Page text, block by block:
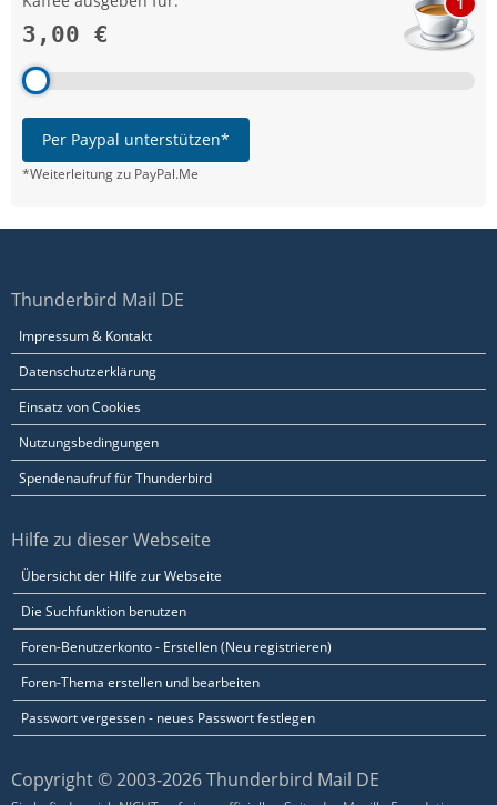
3,00 €
Per Paypal unterstützen*
*Weiterleitung zu PayPal.Me
Thunderbird Mail DE
Impressum & Kontakt
Datenschutzerklärung
Einsatz von Cookies
Nutzungsbedingungen
Spendenaufruf für Thunderbird
Hilfe zu dieser Webseite
Übersicht der Hilfe zur Webseite
Die Suchfunktion benutzen
Foren-Benutzerkonto - Erstellen (Neu registrieren)
Foren-Thema erstellen und bearbeiten
Passwort vergessen - neues Passwort festlegen
Copyright © 2003-2026 Thunderbird Mail DE